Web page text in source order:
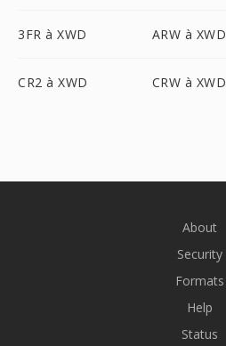
3FR à XWD ARW à XWD
CR2 à XWD CRW à XWD
About
Security
Formats
Help
Status